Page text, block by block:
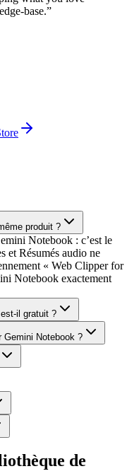
base.”
produit ?
Notebook : c’est le
et Résumés audio ne
« Web Clipper for
Notebook exactement
il gratuit ?
Gemini Notebook ?
de